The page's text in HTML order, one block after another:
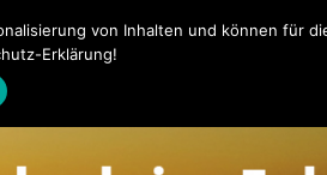
von Inhalten und können für
Erklärung!